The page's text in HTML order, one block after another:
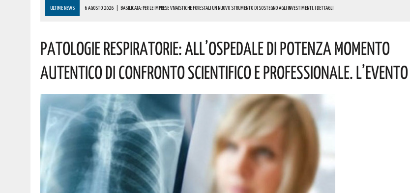
ULTIME NEWS 6 AGOSTO 2026 BASILICATA: PER LE IMPRESE VIVAISTICHE FORESTALI UN NUOVO STRUMENTO DI SOSTEGNO AGLI INVESTIMENTI. I DETTAGLI
ACERENZA PRONTA AD ACCOGLIERE LA NUOVA EDIZIONE DELLA RIEVOCAZIONE STORICA “DAI LONGOBARDI AI NORMANNI”. I DETTAGLI
6 AGOSTO 2026 | POTENZA, PER IL GRAVE INCENDIO IN PROVINCIA CARABINIERI FORESTALI DENUNCIANO UN 63ENNE. I DETTAGLI
6 AGOSTO 2026 A BRIENZA ARRIVA LA SAGRA DELLA PATATELLA ACCOMPAGNATA DA TANTA BUONA MUSICA E DIVERTIMENTO. I DETTAGLI DELL’EVENTO
Patologie Respiratorie: All’Ospedale Di Potenza Momento
Autentico Di Confronto Scientifico E Professionale. L’evento